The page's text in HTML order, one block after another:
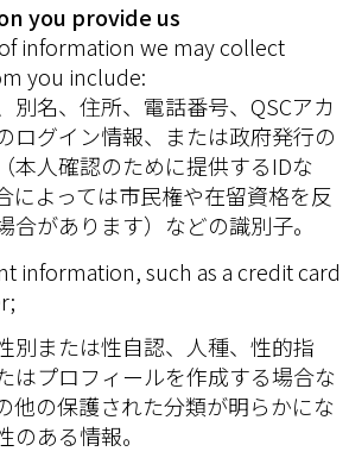
you provide us
information we may collect
you include:
別名、住所、電話番号、QSCアカ
ログイン情報、または政府発行の
本人確認のために提供するIDな
によっては市民権や在留資格を反
合があります）などの識別子。
information, such as a credit card
別または性自認、人種、性的指
はプロフィールを作成する場合な
他の保護された分類が明らかにな
のある情報。